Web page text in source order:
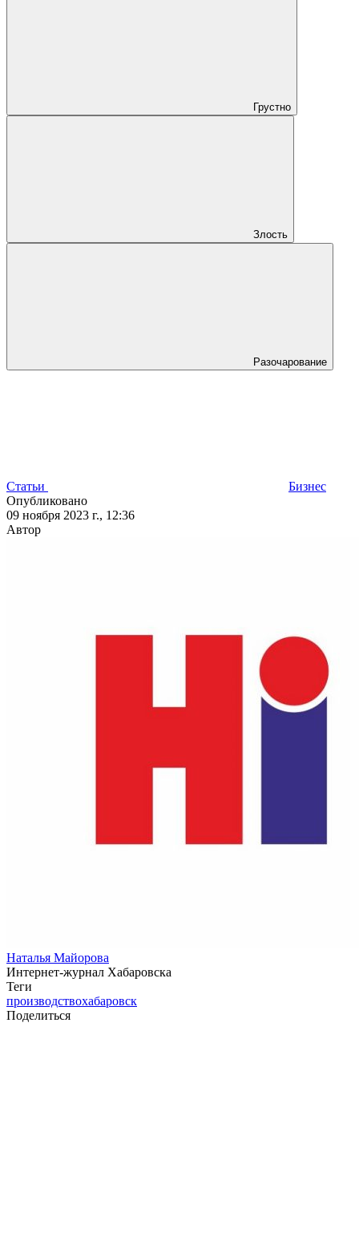
Грустно
Злость
Разочарование
Статьи
Бизнес
Опубликовано
09 ноября 2023 г., 12:36
Автор
Наталья Майорова
Интернет-журнал Хабаровска
Теги
производствохабаровск
Поделиться